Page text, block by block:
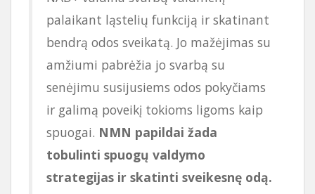
palaikant ląstelių funkciją ir skatinant
bendrą odos sveikatą. Jo mažėjimas su
amžiumi pabrėžia jo svarbą su
senėjimu susijusiems odos pokyčiams
ir galimą poveikį tokioms ligoms kaip
spuogai. NMN papildai žada
tobulinti spuogų valdymo
strategijas ir skatinti sveikesnę odą.